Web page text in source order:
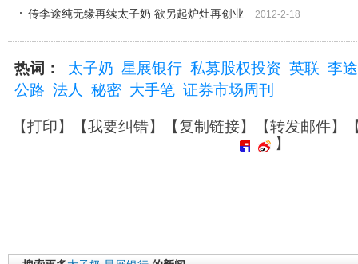
传李途纯无缘再续太子奶 欲另起炉灶再创业 2012-2-18
热词： 太子奶 星展银行 私募股权投资 英联 李
公路 法人 秘密 大手笔 证券市场周刊
【打印】【我要纠错】【复制链接】【转发邮件】
】